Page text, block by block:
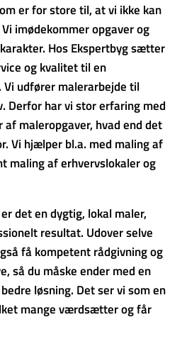
er for store til, at vi ikke kan
imødekommer opgaver og
Hos Ekspertbyg sætter
og kvalitet til en
udfører malerarbejde til
Derfor har vi stor erfaring med
maleropgaver, hvad end det
Vi hjælper bl.a. med maling af
maling af erhvervslokaler og
det en dygtig, lokal maler,
resultat. Udover selve
få kompetent rådgivning og
så du måske ender med en
løsning. Det ser vi som en
mange værdsætter og får